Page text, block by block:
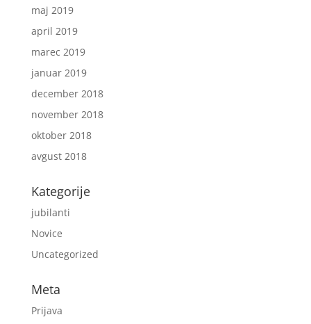
maj 2019
april 2019
marec 2019
januar 2019
december 2018
november 2018
oktober 2018
avgust 2018
Kategorije
jubilanti
Novice
Uncategorized
Meta
Prijava